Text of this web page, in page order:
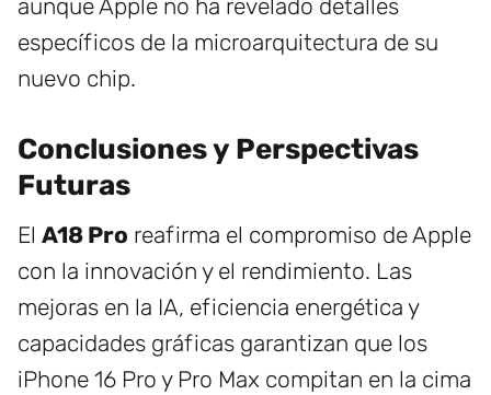
aunque Apple no ha revelado detalles
específicos de la microarquitectura de su
nuevo chip.
Conclusiones y Perspectivas
Futuras
El A18 Pro reafirma el compromiso de Apple
con la innovación y el rendimiento. Las
mejoras en la IA, eficiencia energética y
capacidades gráficas garantizan que los
iPhone 16 Pro y Pro Max compitan en la cima